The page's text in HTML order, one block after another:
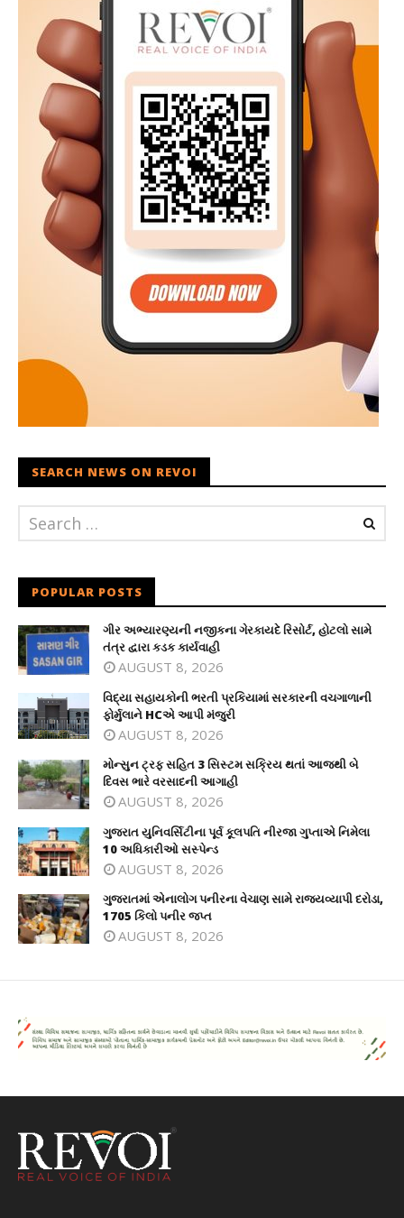
SEARCH NEWS ON REVOI
POPULAR POSTS
ગીર અભ્યારણ્યની નજીકના ગેરકાયદે રિસોર્ટ, હોટલો સામે
તંત્ર દ્વારા કડક કાર્યવાહી
AUGUST 8, 2026
વિદ્યા સહાયકોની ભરતી પ્રકિયામાં સરકારની વચગાળાની
ફોર્મુલાને HCએ આપી મંજુરી
AUGUST 8, 2026
મોન્સુન ટ્રફ સહિત 3 સિસ્ટમ સક્રિય થતાં આજથી બે
દિવસ ભારે વરસાદની આગાહી
AUGUST 8, 2026
ગુજરાત યુનિવર્સિટીના પૂર્વ કૂલપતિ નીરજા ગુપ્તાએ નિમેલા
10 અધિકારીઓ સસ્પેન્ડ
AUGUST 8, 2026
ગુજરાતમાં એનાલોગ પનીરના વેચાણ સામે રાજ્યવ્યાપી દરોડા,
1705 કિલો પનીર જપ્ત
AUGUST 8, 2026